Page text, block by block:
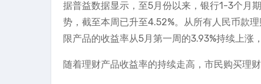
据普益数据显示，至5月份以来，银行1-3个月
势，截至本周已升至4.52%。从所有人民币款
限产品的收益率从5月第一周的3.93%持续上涨
随着理财产品收益率的持续走高，市民购买理